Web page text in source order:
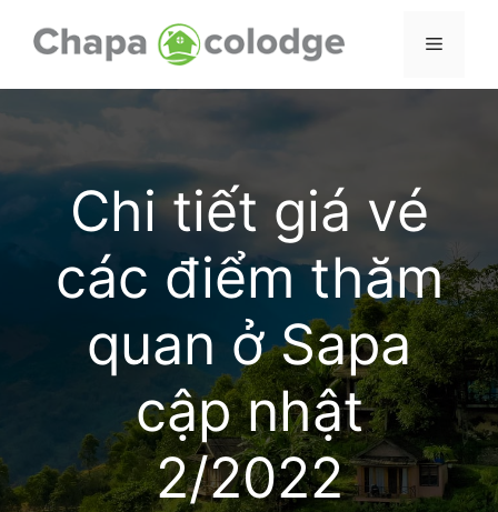
Menu
Chi tiết giá vé
các điểm thăm
quan ở Sapa
cập nhật
2/2022